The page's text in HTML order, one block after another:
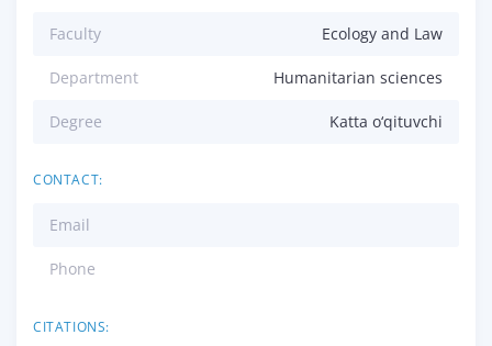
Faculty Ecology and Law
Department Humanitarian sciences
Degree Katta o‘qituvchi
CONTACT:
Email
Phone
CITATIONS: